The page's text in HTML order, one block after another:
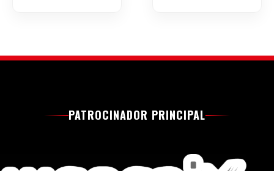
PATROCINADOR PRINCIPAL